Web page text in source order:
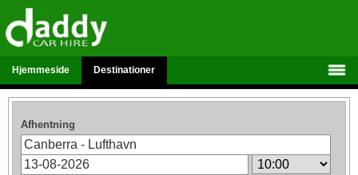
Hjemmeside Destinationer
Afhentning